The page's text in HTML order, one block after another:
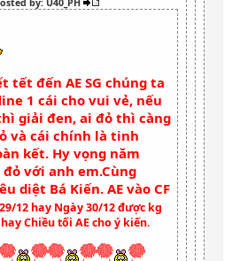
tết đến AE SG chúng ta
1 cái cho vui vẻ, nếu
giải đen, ai đỏ thì càng
và cái chính là tinh
kết. Hy vọng năm
đỏ với anh em.Cùng
diệt Bá Kiến. AE vào CF
12 hay Ngày 30/12 được kg
Chiều tối AE cho ý kiến.